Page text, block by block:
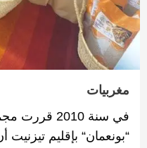
مغربيات
في سنة 2010 قررت
“بونعمان“ بإقليم